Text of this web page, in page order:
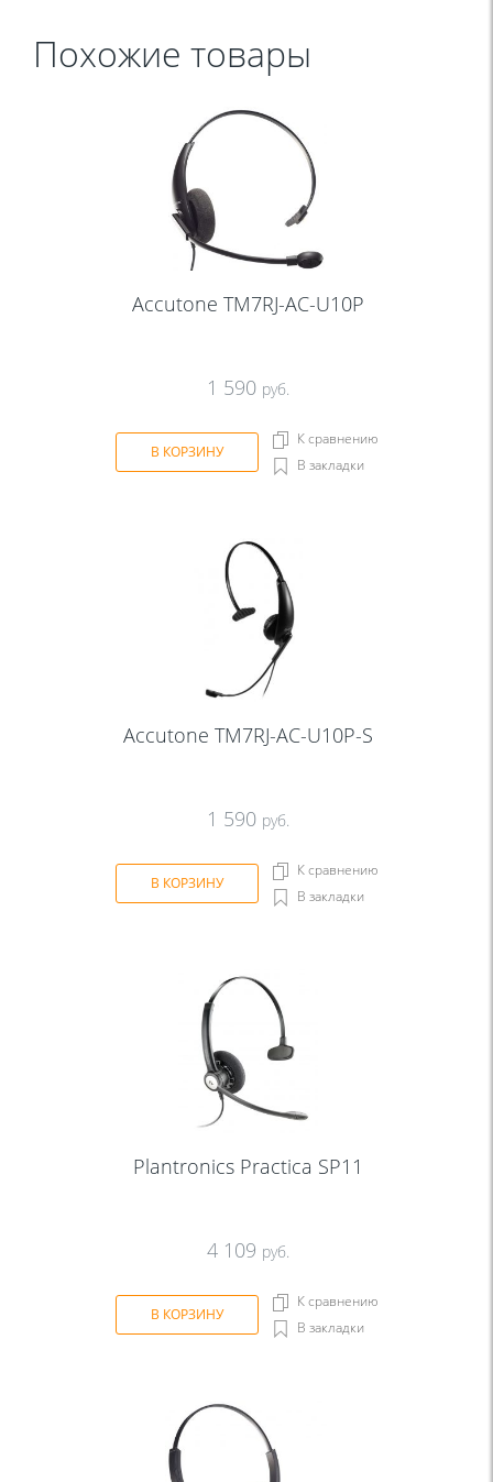
Похожие товары
Accutone TM7RJ-AC-U10P
1 590 руб.
В КОРЗИНУ
К сравнению
В закладки
Accutone TM7RJ-AC-U10P-S
1 590 руб.
В КОРЗИНУ
К сравнению
В закладки
Plantronics Practica SP11
4 109 руб.
В КОРЗИНУ
К сравнению
В закладки